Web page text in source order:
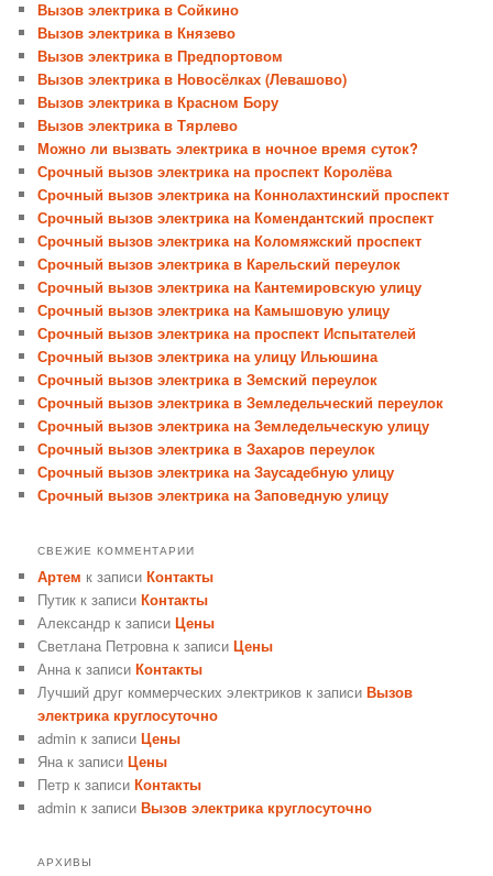
Вызов электрика в Сойкино
Вызов электрика в Князево
Вызов электрика в Предпортовом
Вызов электрика в Новосёлках (Левашово)
Вызов электрика в Красном Бору
Вызов электрика в Тярлево
Можно ли вызвать электрика в ночное время суток?
Срочный вызов электрика на проспект Королёва
Срочный вызов электрика на Коннолахтинский проспект
Срочный вызов электрика на Комендантский проспект
Срочный вызов электрика на Коломяжский проспект
Срочный вызов электрика в Карельский переулок
Срочный вызов электрика на Кантемировскую улицу
Срочный вызов электрика на Камышовую улицу
Срочный вызов электрика на проспект Испытателей
Срочный вызов электрика на улицу Ильюшина
Срочный вызов электрика в Земский переулок
Срочный вызов электрика в Земледельческий переулок
Срочный вызов электрика на Земледельческую улицу
Срочный вызов электрика в Захаров переулок
Срочный вызов электрика на Заусадебную улицу
Срочный вызов электрика на Заповедную улицу
СВЕЖИЕ КОММЕНТАРИИ
Артем к записиКонтакты
Путик к записиКонтакты
Александр к записиЦены
Светлана Петровна к записиЦены
Анна к записиКонтакты
Лучший друг коммерческих электриков к записиВызов
электрика круглосуточно
admin к записиЦены
Яна к записиЦены
Петр к записиКонтакты
admin к записиВызов электрика круглосуточно
АРХИВЫ